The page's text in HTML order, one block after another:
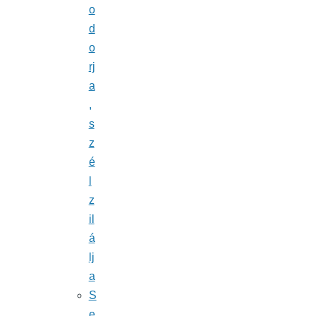
o
d
o
rj
a
,
s
z
é
z
il
á
lj
a
S